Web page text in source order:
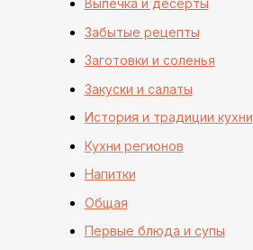
Выпечка и десерты
Забытые рецепты
Заготовки и соленья
Закуски и салаты
История и традиции кухни
Кухни регионов
Напитки
Общая
Первые блюда и супы